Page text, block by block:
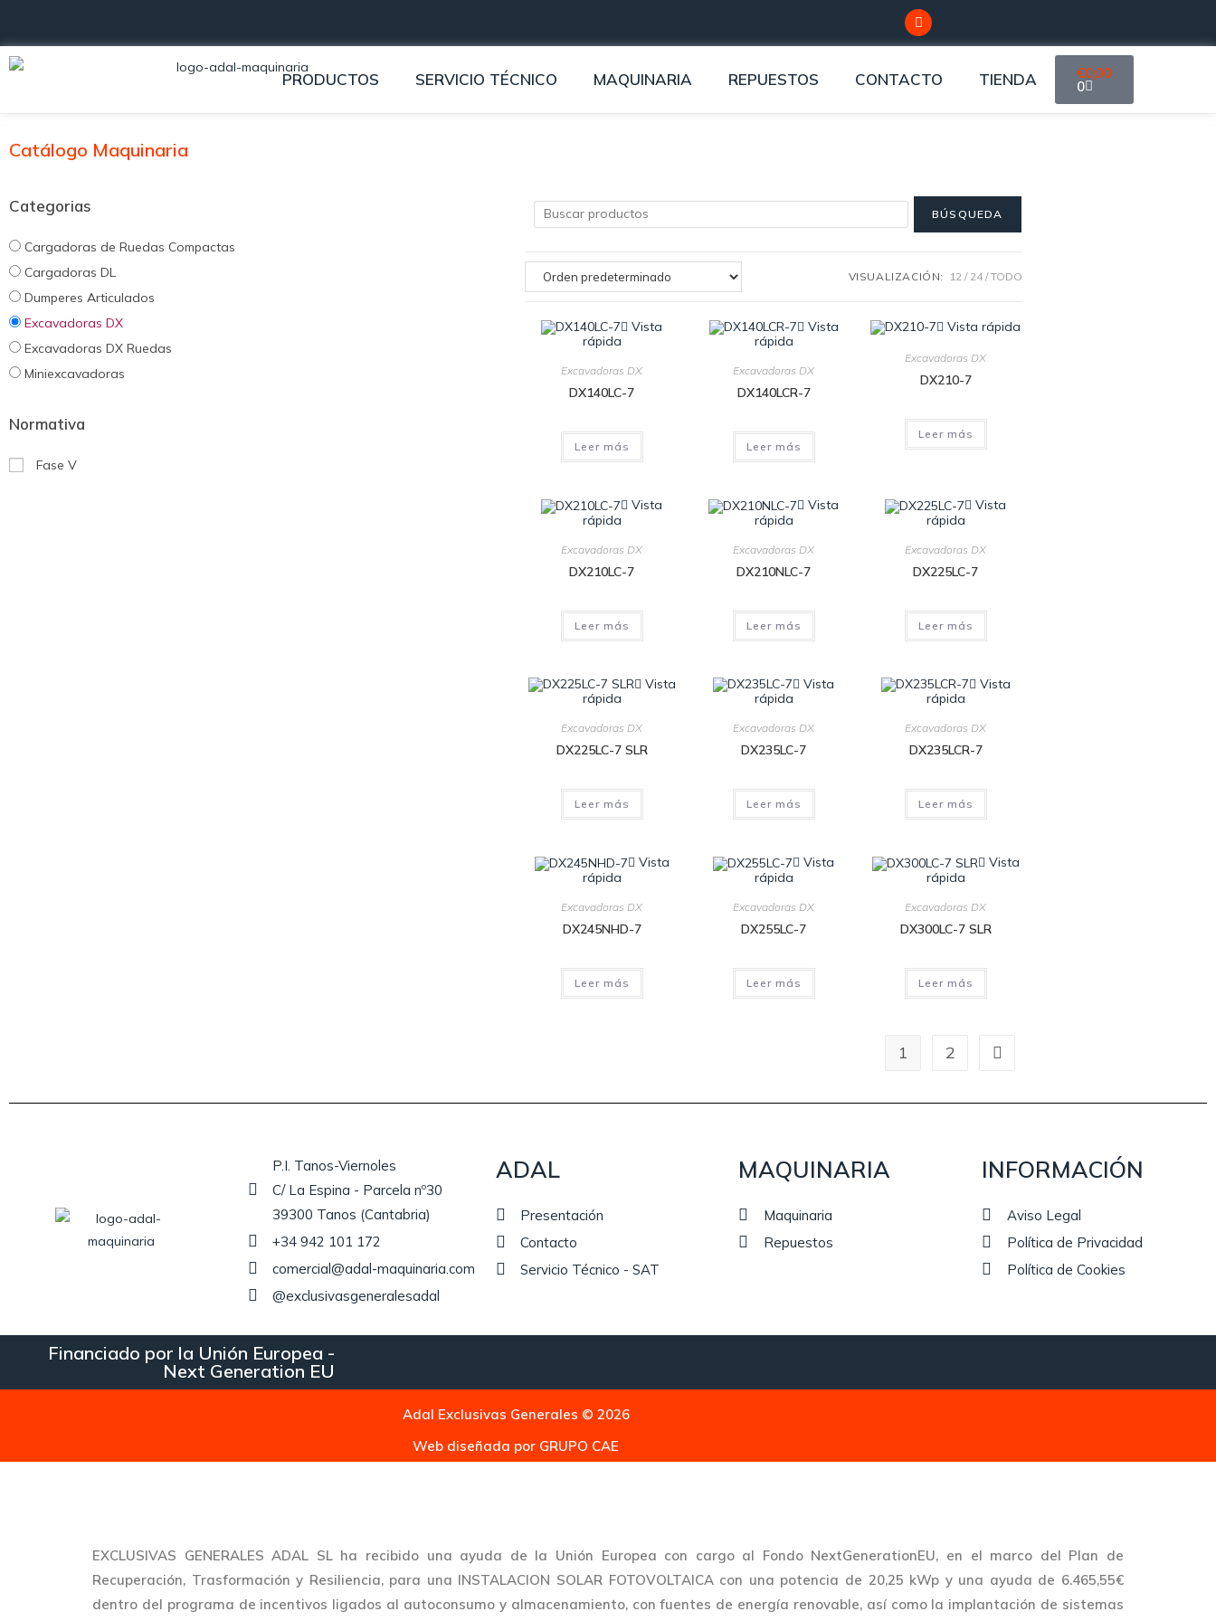
PRODUCTOS SERVICIO TÉCNICO MAQUINARIA REPUESTOS CONTACTO TIENDA €0,00
0
Catálogo Maquinaria
Categorias
Cargadoras de Ruedas Compactas
Cargadoras DL
Dumperes Articulados
Excavadoras DX
Excavadoras DX Ruedas
Miniexcavadoras
Normativa
Fase V
VISUALIZACIÓN: 12 24 TODO
Vista
rápida
Excavadoras DX
DX140LC-7
Leer más
Vista
rápida
Excavadoras DX
DX140LCR-7
Leer más
Vista rápida
Excavadoras DX
DX210-7
Leer más
Vista
rápida
Excavadoras DX
DX210LC-7
Leer más
Vista
rápida
Excavadoras DX
DX210NLC-7
Leer más
Vista
rápida
Excavadoras DX
DX225LC-7
Leer más
Vista
rápida
Excavadoras DX
DX225LC-7 SLR
Leer más
Vista
rápida
Excavadoras DX
DX235LC-7
Leer más
Vista
rápida
Excavadoras DX
DX235LCR-7
Leer más
Vista
rápida
Excavadoras DX
DX245NHD-7
Leer más
Vista
rápida
Excavadoras DX
DX255LC-7
Leer más
Vista
rápida
Excavadoras DX
DX300LC-7 SLR
Leer más
1 2
P.I. Tanos-Viernoles
C/ La Espina - Parcela nº30
39300 Tanos (Cantabria)
+34 942 101 172
comercial@adal-maquinaria.com
@exclusivasgeneralesadal
ADAL
Presentación
Contacto
Servicio Técnico - SAT
MAQUINARIA
Maquinaria
Repuestos
INFORMACIÓN
Aviso Legal
Política de Privacidad
Política de Cookies
Financiado por la Unión Europea -
Next Generation EU
Adal Exclusivas Generales © 2026
Web diseñada por GRUPO CAE
EXCLUSIVAS GENERALES ADAL SL ha recibido una ayuda de la Unión Europea con cargo al Fondo NextGenerationEU, en el marco del Plan de
Recuperación, Trasformación y Resiliencia, para una INSTALACION SOLAR FOTOVOLTAICA con una potencia de 20,25 kWp y una ayuda de 6.465,55€
dentro del programa de incentivos ligados al autoconsumo y almacenamiento, con fuentes de energía renovable, así como la implantación de sistemas